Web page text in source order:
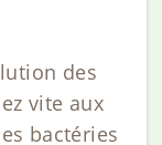
des
vite aux
bactéries